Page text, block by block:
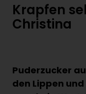
Krapfen
Christina
Puderzucker
den Lippen